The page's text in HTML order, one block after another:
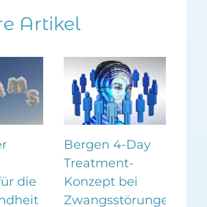
Artikel
die
Bergen 4-Day
Treatment-
Konzept bei
Zwangsstörungen